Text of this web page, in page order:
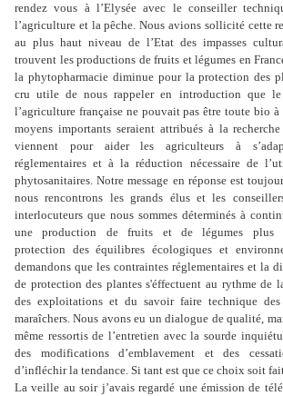
rendez vous à l’Elysée avec le conseiller
l’agriculture et la pêche. Nous avions sollicité cette
au plus haut niveau de l’Etat des impasses
trouvent les productions de fruits et légumes en
la phytopharmacie diminue pour la protection des
cru utile de nous rappeler en introduction que le
l’agriculture française ne pouvait pas être toute bio à
moyens importants seraient attribués à la
viennent pour aider les agriculteurs à
réglementaires et à la réduction nécessaire de
phytosanitaires. Notre message en réponse est
nous rencontrons les grands élus et les
interlocuteurs que nous sommes déterminés à
une production de fruits et de légumes plus
protection des équilibres écologiques et
demandons que les contraintes réglementaires et la
de protection des plantes s'éffectuent au rythme de
des exploitations et du savoir faire technique
maraîchers. Nous avons eu un dialogue de qualité,
même ressortis de l’entretien avec la sourde
des modifications d’emblavement et des
d’infléchir la tendance. Si tant est que ce choix soit
La veille au soir j’avais regardé une émission de